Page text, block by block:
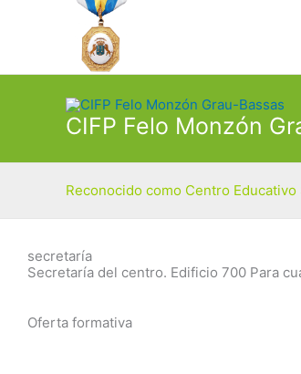
CIFP Felo Monzón
Reconocido como Centro
secretaría
Secretaría del centro. Edificio 700 Para
Oferta formativa